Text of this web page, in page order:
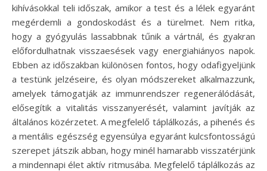
kihívásokkal teli időszak, amikor a test és a lélek egyaránt
megérdemli a gondoskodást és a türelmet. Nem ritka,
hogy a gyógyulás lassabbnak tűnik a vártnál, és gyakran
előfordulhatnak visszaesések vagy energiahiányos napok.
Ebben az időszakban különösen fontos, hogy odafigyeljünk
a testünk jelzéseire, és olyan módszereket alkalmazzunk,
amelyek támogatják az immunrendszer regenerálódását,
elősegítik a vitalitás visszanyerését, valamint javítják az
általános közérzetet. A megfelelő táplálkozás, a pihenés és
a mentális egészség egyensúlya egyaránt kulcsfontosságú
szerepet játszik abban, hogy minél hamarabb visszatérjünk
a mindennapi élet aktív ritmusába. Megfelelő táplálkozás az